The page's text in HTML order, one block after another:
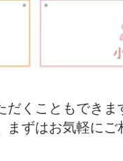
だくこともできま
まずはお気軽に